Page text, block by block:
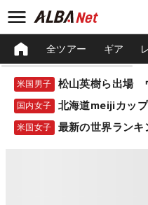
全ツアー ギア
米国男子
国内女子 北海道meijiカッ
米国女子 最新の世界ランキ